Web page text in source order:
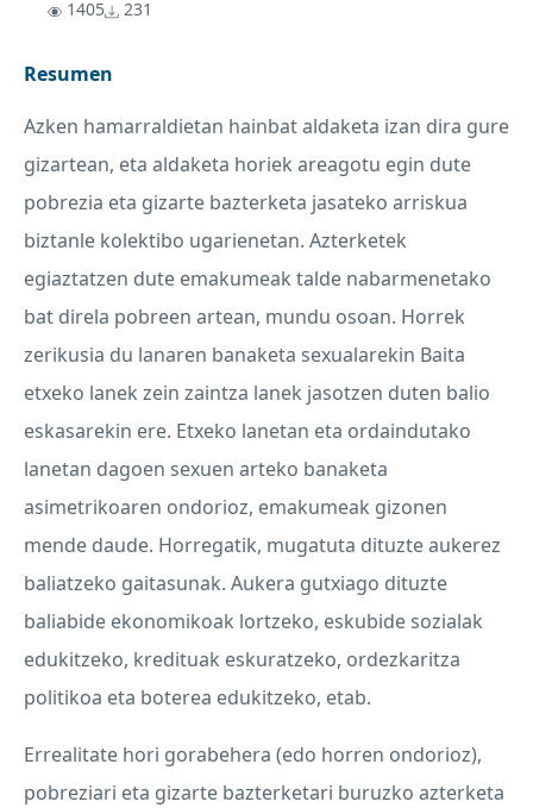
1405 231
Resumen
Azken hamarraldietan hainbat aldaketa izan dira gure
gizartean, eta aldaketa horiek areagotu egin dute
pobrezia eta gizarte bazterketa jasateko arriskua
biztanle kolektibo ugarienetan. Azterketek
egiaztatzen dute emakumeak talde nabarmenetako
bat direla pobreen artean, mundu osoan. Horrek
zerikusia du lanaren banaketa sexualarekin Baita
etxeko lanek zein zaintza lanek jasotzen duten balio
eskasarekin ere. Etxeko lanetan eta ordaindutako
lanetan dagoen sexuen arteko banaketa
asimetrikoaren ondorioz, emakumeak gizonen
mende daude. Horregatik, mugatuta dituzte aukerez
baliatzeko gaitasunak. Aukera gutxiago dituzte
baliabide ekonomikoak lortzeko, eskubide sozialak
edukitzeko, kredituak eskuratzeko, ordezkaritza
politikoa eta boterea edukitzeko, etab.
Errealitate hori gorabehera (edo horren ondorioz),
pobreziari eta gizarte bazterketari buruzko azterketa